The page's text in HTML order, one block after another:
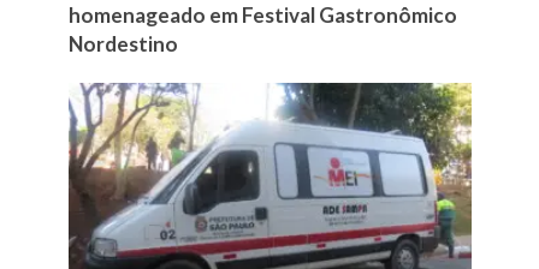
homenageado em Festival Gastronômico
Nordestino